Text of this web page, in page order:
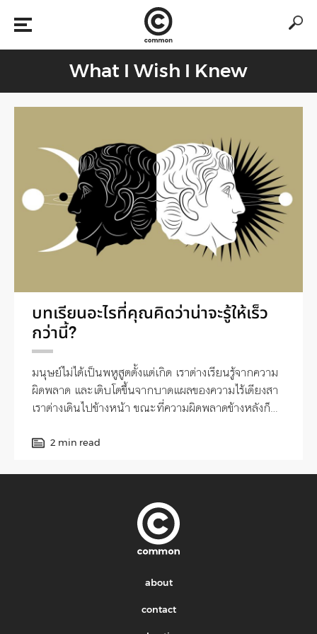
What I Wish I Knew
บทเรียนอะไรที่คุณคิดว่าน่าจะรู้ให้เร็ว
กว่านี้?
มนุษย์ไม่ได้เป็นพหูสูตตั้งแต่เกิด เราต่างเรียนรู้จากความ
ผิดพลาด และเติบโตขึ้นจากบาดแผลของความไร้เดียงสา
เราต่างเดินไปข้างหน้า ขณะที่ความผิดพลาดข้างหลังก็
2 min read
about
contact